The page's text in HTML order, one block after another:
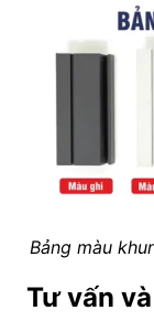
Bảng màu
Tư vấn